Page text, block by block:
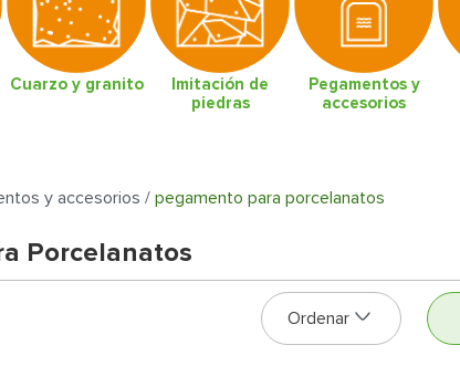
Cuarzo y granito
Imitación de
piedras
Pegamentos y
accesorios
y accesorios pegamento para porcelanatos
Porcelanatos